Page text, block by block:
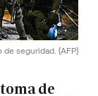
seguridad. (AFP)
de